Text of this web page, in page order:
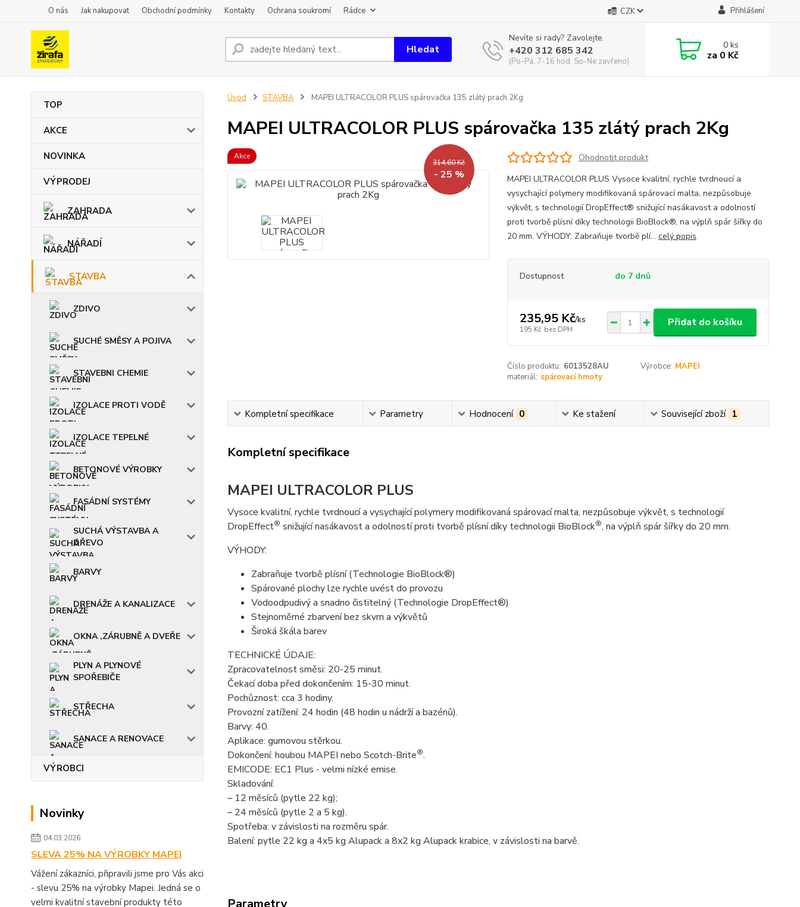
O nás Jak nakupovat Obchodní podmínky Kontakty Ochrana soukromí Rádce CZK Přihlášení
Hledat
Nevíte si rady? Zavolejte.
+420 312 685 342
(Po-Pá, 7-16 hod. So-Ne zavřeno)
0ks
za 0 Kč
TOP
AKCE
NOVINKA
VÝPRODEJ
ZAHRADA
NÁŘADÍ
STAVBA
ZDIVO
SUCHÉ SMĚSY A POJIVA
STAVEBNI CHEMIE
IZOLACE PROTI VODĚ
IZOLACE TEPELNÉ
BETONOVÉ VÝROBKY
FASÁDNÍ SYSTÉMY
SUCHÁ VÝSTAVBA A
DŘEVO
BARVY
DRENÁŽE A KANALIZACE
OKNA ,ZÁRUBNĚ A DVEŘE
PLYN A PLYNOVÉ
SPOŘEBIČE
STŘECHA
SANACE A RENOVACE
VÝROBCI
Novinky
04.03.2026
SLEVA 25% NA VÝROBKY MAPEI
Vážení zákazníci, připravili jsme pro Vás akci
- slevu 25% na výrobky Mapei. Jedná se o
velmi kvalitní stavební produkty této
Úvod STAVBA MAPEI ULTRACOLOR PLUS spárovačka 135 zlátý prach 2Kg
MAPEI ULTRACOLOR PLUS spárovačka 135 zlátý prach 2Kg
Akce
314,60 Kč
- 25 %
Ohodnotit produkt
MAPEI ULTRACOLOR PLUS Vysoce kvalitní, rychle tvrdnoucí a
vysychající polymery modifikovaná spárovací malta, nezpůsobuje
výkvět, s technologií DropEffect® snižující nasákavost a odolností
proti tvorbě plísní díky technologii BioBlock®, na výplň spár šířky do
20 mm. VÝHODY: Zabraňuje tvorbě plí... celý popis
Dostupnost do 7 dnů
235,95 Kč/ks
195 Kč bez DPH
Přidat do košíku
Číslo produktu: 6013528AU Výrobce: MAPEI
materiál: spárovací hmoty
Kompletní specifikace Parametry Hodnocení 0 Ke stažení Související zboží 1
Kompletní specifikace
MAPEI ULTRACOLOR PLUS
Vysoce kvalitní, rychle tvrdnoucí a vysychající polymery modifikovaná spárovací malta, nezpůsobuje výkvět, s technologií
DropEffect® snižující nasákavost a odolností proti tvorbě plísní díky technologii BioBlock®, na výplň spár šířky do 20 mm.
VÝHODY:
Zabraňuje tvorbě plísní (Technologie BioBlock®)
Spárované plochy lze rychle uvést do provozu
Vodoodpudivý a snadno čistitelný (Technologie DropEffect®)
Stejnoměrné zbarvení bez skvrn a výkvětů
Široká škála barev
TECHNICKÉ ÚDAJE:
Zpracovatelnost směsi: 20-25 minut.
Čekací doba před dokončením: 15-30 minut.
Pochůznost: cca 3 hodiny.
Provozní zatížení: 24 hodin (48 hodin u nádrží a bazénů).
Barvy: 40.
Aplikace: gumovou stěrkou.
Dokončení: houbou MAPEI nebo Scotch-Brite®.
EMICODE: EC1 Plus - velmi nízké emise.
Skladování:
– 12 měsíců (pytle 22 kg);
– 24 měsíců (pytle 2 a 5 kg).
Spotřeba: v závislosti na rozměru spár.
Balení: pytle 22 kg a 4x5 kg Alupack a 8x2 kg Alupack krabice, v závislosti na barvě.
Parametry